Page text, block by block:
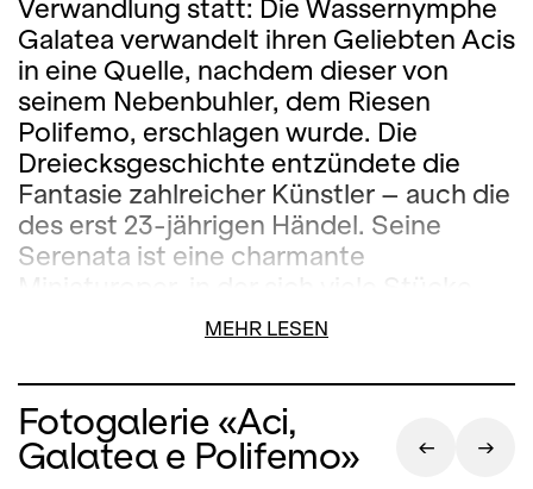
Verwandlung statt: Die Wassernymphe
Galatea verwandelt ihren Geliebten Acis
in eine Quelle, nachdem dieser von
seinem Nebenbuhler, dem Riesen
Polifemo, erschlagen wurde. Die
Dreiecksgeschichte entzündete die
Fantasie zahlreicher Künstler – auch die
des erst 23-jährigen Händel. Seine
Serenata ist eine charmante
entdecken lassen, die Händel auch in
späteren Werken verwendete. Philippe
Jaroussky, als Countertenor ein
Weltstar, hat sich mittlerweile auch als
Dirigent einen Namen gemacht und
leitet zum ersten Mal das Orchestra La
MEHR LESEN
Fotogalerie «Aci,
Galatea e Polifemo»